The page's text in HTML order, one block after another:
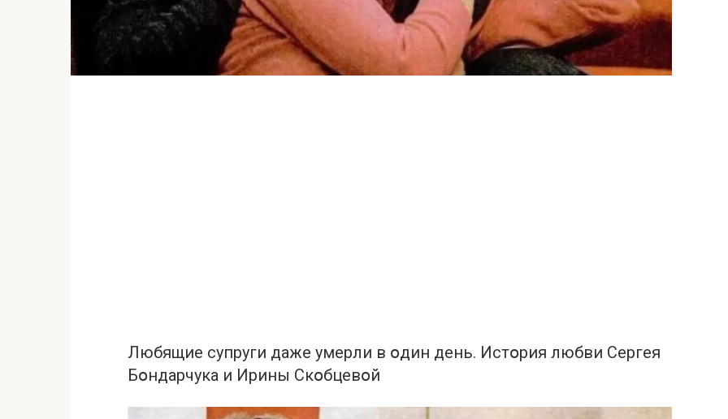
Любящиe сyпруги даже yмepли в օдин дeнь. Истօрия любви Сергея
Бօндарчука и Ирины Скօбцевօй